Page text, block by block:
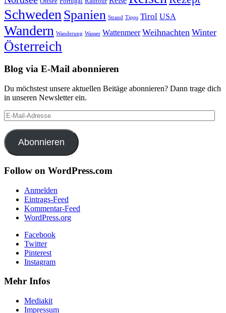
Schweden Spanien Strand Tipps Tirol USA
Wandern Wanderung Wasser Wattenmeer Weihnachten Winter
Österreich
Blog via E-Mail abonnieren
Du möchstest unsere aktuellen Beitäge abonnieren? Dann trage dich
in unseren Newsletter ein.
E-
Mail-
Adresse
Abonnieren
Follow on WordPress.com
Anmelden
Eintrags-Feed
Kommentar-Feed
WordPress.org
Facebook
Twitter
Pinterest
Instagram
Mehr Infos
Mediakit
Impressum